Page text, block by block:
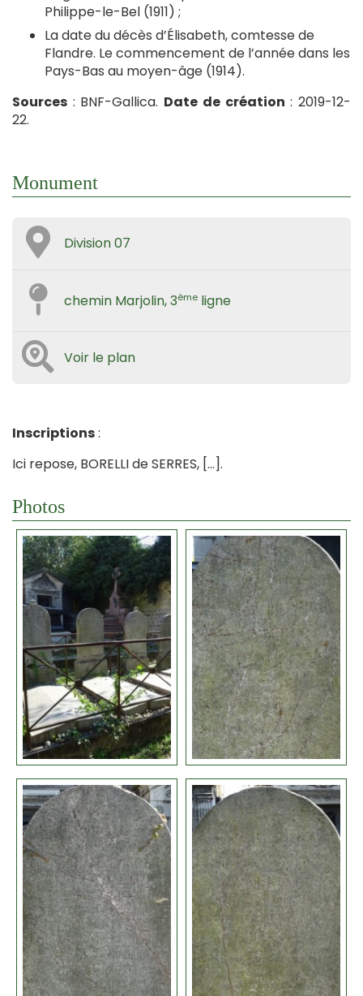
Philippe-le-Bel (1911) ;
La date du décès d’Élisabeth, comtesse de
Flandre. Le commencement de l’année dans les
Pays-Bas au moyen-âge (1914).
Sources : BNF-Gallica. Date de création : 2019-12-
22.
Monument
Division 07
chemin Marjolin, 3ème ligne
Voir le plan
Inscriptions:
Ici repose, BORELLI de SERRES, […].
Photos